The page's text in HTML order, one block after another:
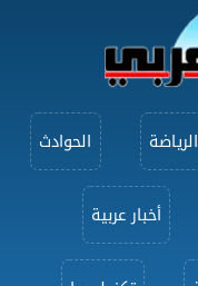
الرياضة الحوادث
أخبار عربية